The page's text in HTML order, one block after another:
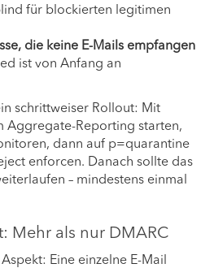
für blockierten legitimen
die keine E-Mails empfangen
ist von Anfang an
schrittweiser Rollout: Mit
Aggregate-Reporting starten,
dann auf p=quarantine
enforcen. Danach sollte das
– mindestens einmal
Mehr als nur DMARC
Eine einzelne E-Mail